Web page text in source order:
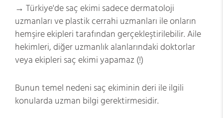
→ Türkiye'de saç ekimi sadece dermatoloji
uzmanları ve plastik cerrahi uzmanları ile onların
hemşire ekipleri tarafından gerçekleştirilebilir. Aile
hekimleri, diğer uzmanlık alanlarındaki doktorlar
veya ekipleri saç ekimi yapamaz (!)
Bunun temel nedeni saç ekiminin deri ile ilgili
konularda uzman bilgi gerektirmesidir.